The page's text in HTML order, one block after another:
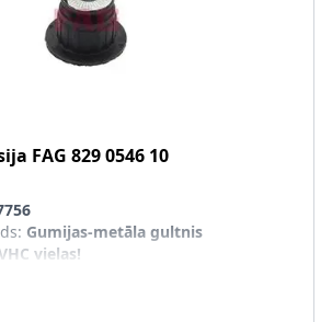
FAG 829 0546 10
: Gumijas-metāla gultnis
vielas!